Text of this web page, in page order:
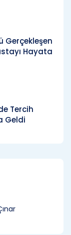
Gerçekleşen
Hayata
Tercih
Geldi